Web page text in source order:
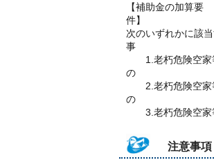
【補助金の加算要
次のいずれかに該
1.老朽危険空家
2.老朽危険空家等
3.老朽危険空家等
注意事項